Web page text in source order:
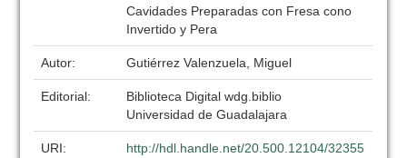
Cavidades Preparadas con Fresa cono
Invertido y Pera
Autor: Gutiérrez Valenzuela, Miguel
Editorial:
Biblioteca Digital wdg.biblio
Universidad de Guadalajara
URI:
http://hdl.handle.net/20.500.12104/32355